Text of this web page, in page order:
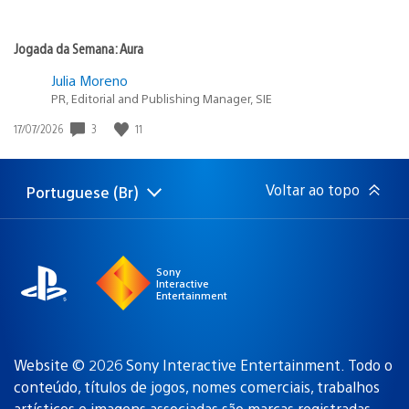
Jogada da Semana: Aura
Julia Moreno
PR, Editorial and Publishing Manager, SIE
Data
publicação:
17/07/2026 3 11
Selecione
uma
Região
atual:
Portuguese (Br) Voltar ao topo
Sony
Interactive
Entertainment
Website © 2026 Sony Interactive Entertainment. Todo o
conteúdo, títulos de jogos, nomes comerciais, trabalhos